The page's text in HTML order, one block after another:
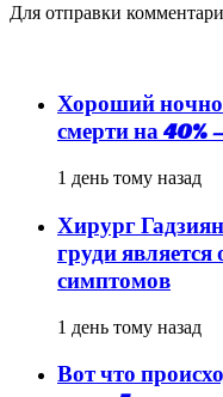
Для отправки
Хороший
смерти на 40%
1 день тому назад
Хирург
груди
симптомов
1 день тому назад
Вот что